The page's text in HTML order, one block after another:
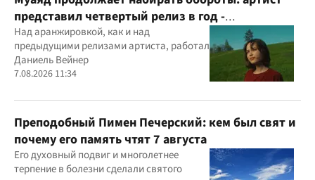
представил четвертый релиз в год -
кинематографическую балладу "Ты одна"
Над аранжировкой, как и над
предыдущими релизами артиста, работал
Даниель Вейнер
7.08.2026 11:34
Преподобный Пимен Печерский: кем был свят и
почему его память чтят 7 августа
Его духовный подвиг и многолетнее
терпение в болезни сделали святого